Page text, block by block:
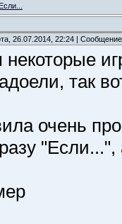
26.07.2014, 22:24 |
некоторые
так
очень
"Если...",